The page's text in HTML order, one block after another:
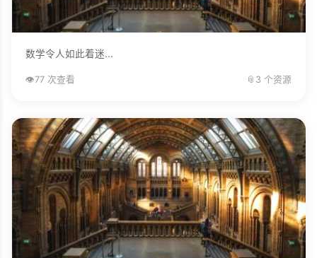
数学令人如此着迷...
👁️77 次查看 📎 3 个资源